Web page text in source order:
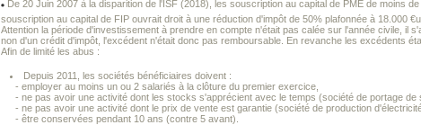
De 20 Juin 2007 à la disparition de l'ISF (2018), les souscription au capital de PME de moins
souscription au capital de FIP ouvrait droit à une réduction d'impôt de 50% plafonnée à 18.000
Attention la période d'investissement à prendre en compte n'était pas calée sur l'année civile,
non d'un crédit d'impôt, l'excédent n'était donc pas remboursable. En revanche les excédents
Afin de limité les abus :
Depuis 2011, les sociétés bénéficiaires doivent :
- employer au moins un ou 2 salariés à la clôture du premier exercice,
- ne pas avoir une activité dont les stocks s'apprécient avec le temps (société de portage de
- ne pas avoir une activité dont le prix de vente est garantie (société de production
- être conservées pendant 10 ans (contre 5 avant).